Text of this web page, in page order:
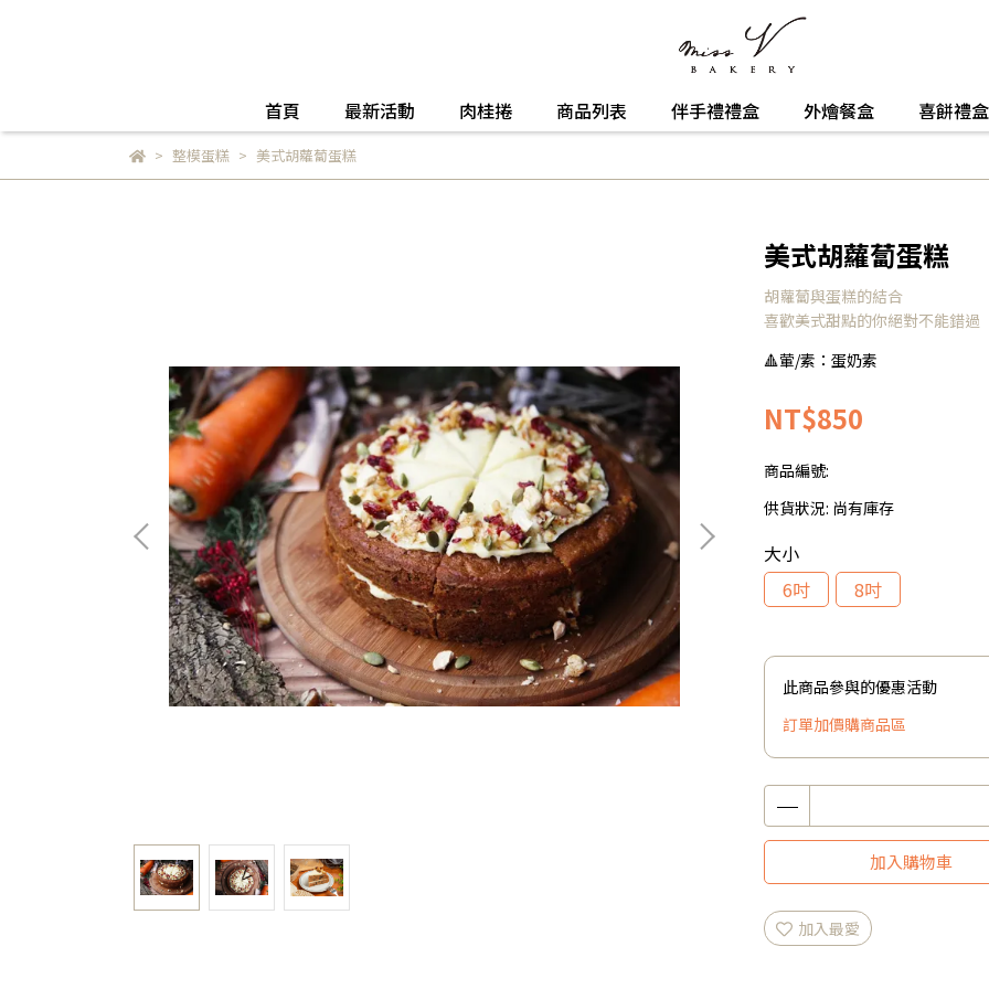
首頁 最新活動 肉桂捲 商品列表 伴手禮禮盒 外燴餐盒 喜餅禮盒
整模蛋糕 美式胡蘿蔔蛋糕
美式胡蘿蔔蛋糕
胡蘿蔔與蛋糕的結合
喜歡美式甜點的你絕對不能錯過
🔺葷/素：蛋奶素
NT$850
商品編號:
供貨狀況: 尚有庫存
大小
6吋
8吋
此商品參與的優惠活動
訂單加價購商品區
加入購物車
加入最愛